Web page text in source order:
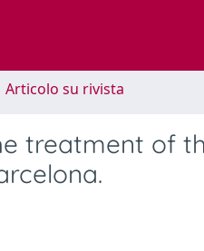
Articolo su rivista
treatment of